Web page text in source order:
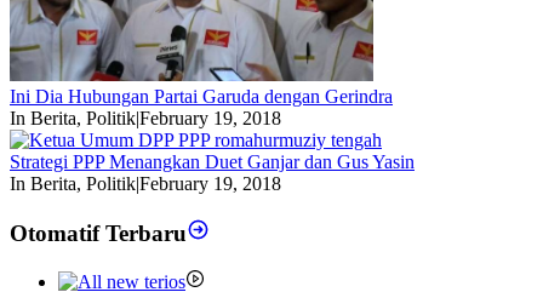
Ini Dia Hubungan Partai Garuda dengan Gerindra
In Berita, Politik|February 19, 2018
Strategi PPP Menangkan Duet Ganjar dan Gus Yasin
In Berita, Politik|February 19, 2018
Otomatif Terbaru